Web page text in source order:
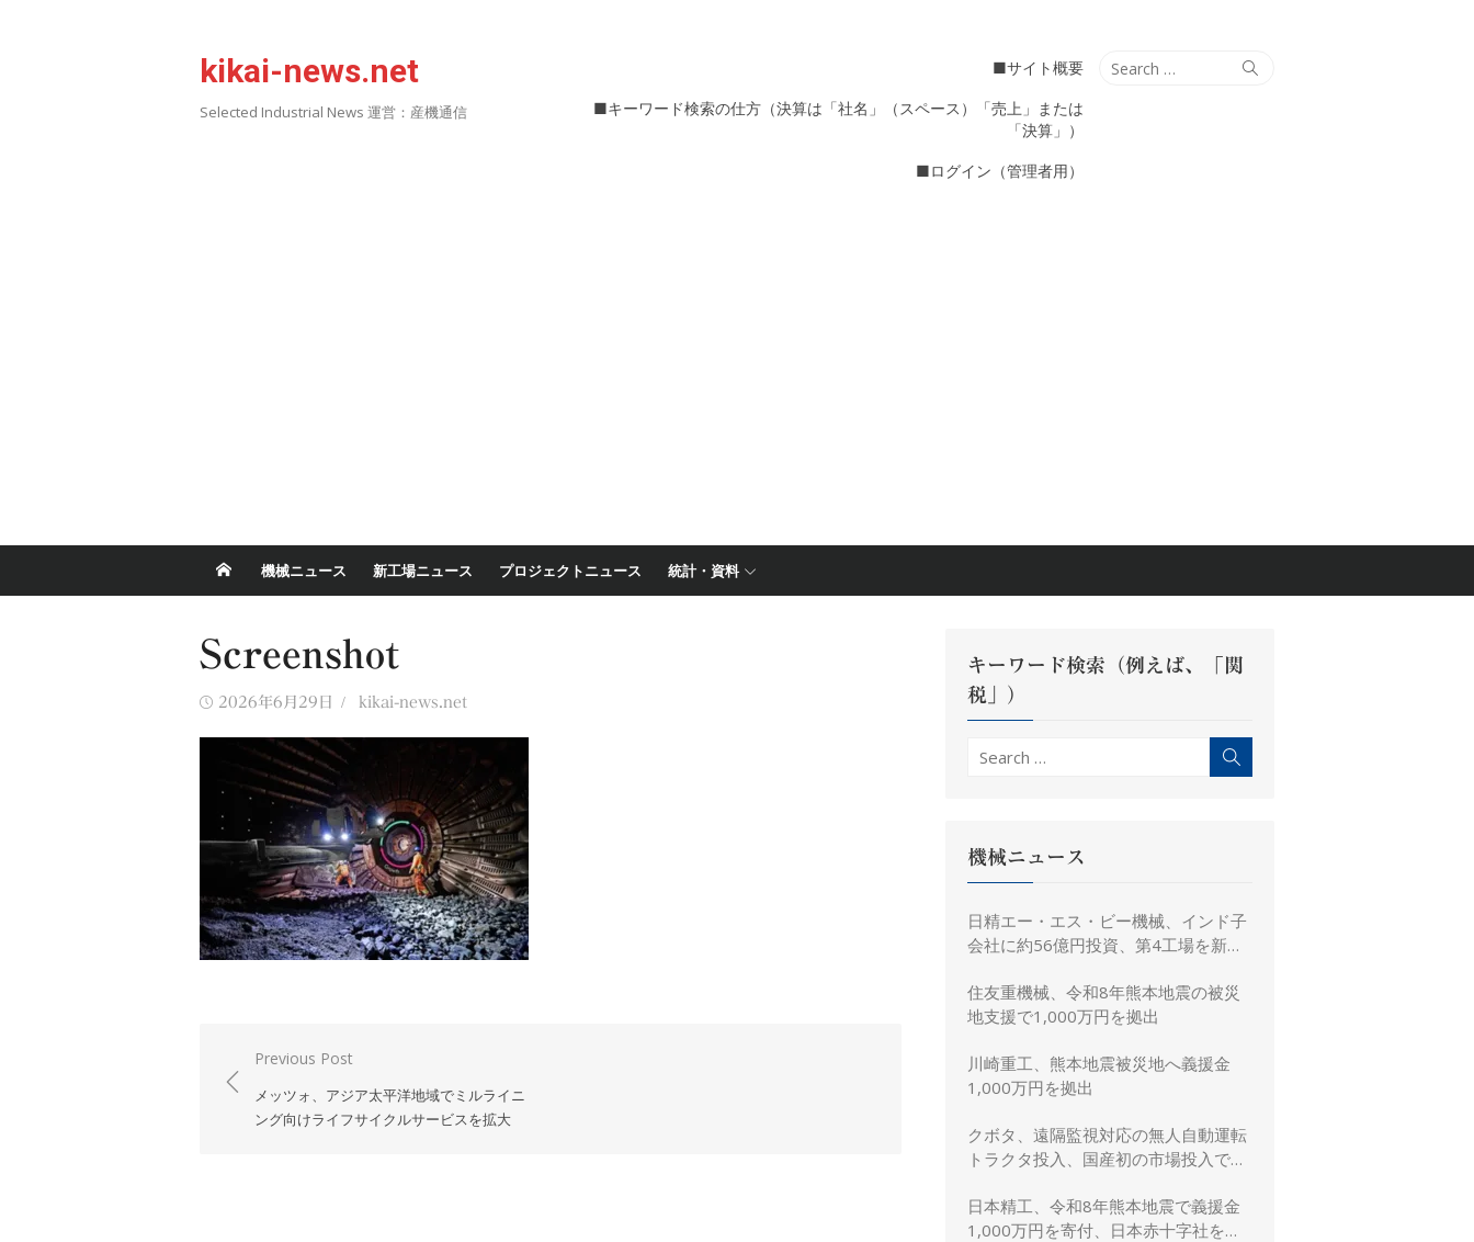
kikai-news.net
Selected Industrial News 運営：産機通信
Search
Search
■サイト概要
■キーワード検索の仕方（決算は「社名」（スペース）「売上」または
「決算」）
■ログイン（管理者用）
機械ニュース 新工場ニュース プロジェクトニュース 統計・資料
Screenshot
Posted
2026年6月29日 Author
kikai-news.net
稿
Previous Post
メッツォ、アジア太平洋地域でミルライニ
ング向けライフサイクルサービスを拡大
キーワード検索（例えば、「関
税」）
Search
機械ニュース
日精エー・エス・ビー機械、インド子
会社に約56億円投資、第4工場を新設
住友重機械、令和8年熊本地震の被災
地支援で1,000万円を拠出
川崎重工、熊本地震被災地へ義援金
1,000万円を拠出
クボタ、遠隔監視対応の無人自動運転
トラクタ投入、国産初の市場投入でス
日本精工、令和8年熊本地震で義援金
1,000万円を寄付、日本赤十字社を通